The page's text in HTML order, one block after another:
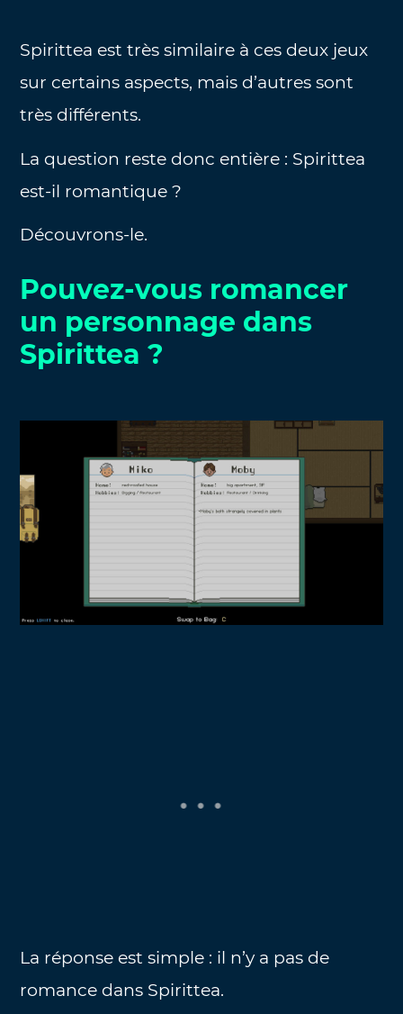
Spirittea est très similaire à ces deux jeux
sur certains aspects, mais d’autres sont
très différents.
La question reste donc entière : Spirittea
est-il romantique ?
Découvrons-le.
Pouvez-vous romancer
un personnage dans
Spirittea ?
La réponse est simple : il n’y a pas de
romance dans Spirittea.